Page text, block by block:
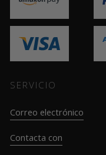
SERVICIO
Correo electrónico
Contacta con